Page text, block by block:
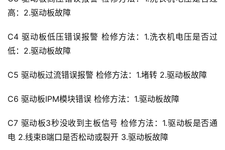
投
每
日
好
高：2.驱动板故障
C4 驱动板低压错误报警 检修方法：1.洗衣机电压是否过
低：2.驱动板故障
C5 驱动板过流错误报警 检修方法：1.堵转 2.驱动板故障
C6 驱动板IPM模块错误 检修方法：1.驱动板故障
C7 驱动板3秒没收到主板信号 检修方法：1.驱动板是否通
电 2.线束B端口是否松动或裂开 3.驱动板故障